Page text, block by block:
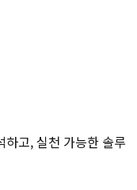
하고, 실천 가능한 솔루